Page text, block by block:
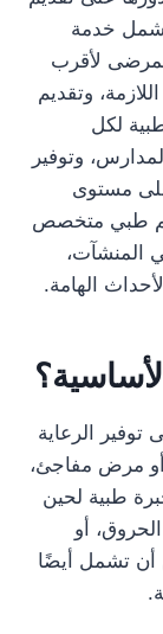
تشمل خدمة
لأقرب
وتقديم
لكل
وتوفير
مستوى
طبي متخصص
المنشآت،
الهامة.
توفير الرعاية
أو مرض مفاجئ،
طبية لحين
أو
أن تشمل أيضًا